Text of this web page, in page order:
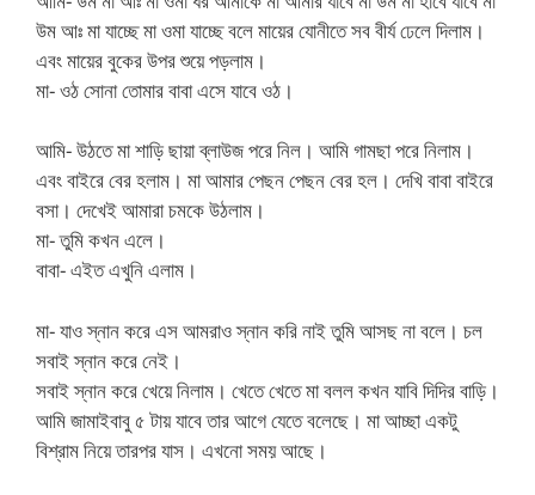
উম আঃ মা যাচ্ছে মা ওমা যাচ্ছে বলে মায়ের যোনীতে সব বীর্য ঢেলে দিলাম।
এবং মায়ের বুকের উপর শুয়ে পড়লাম।
মা- ওঠ সোনা তোমার বাবা এসে যাবে ওঠ।
আমি- উঠতে মা শাড়ি ছায়া ব্লাউজ পরে নিল। আমি গামছা পরে নিলাম।
এবং বাইরে বের হলাম। মা আমার পেছন পেছন বের হল। দেখি বাবা বাইরে
বসা। দেখেই আমারা চমকে উঠলাম।
মা- তুমি কখন এলে।
বাবা- এইত এখুনি এলাম।
মা- যাও স্নান করে এস আমরাও স্নান করি নাই তুমি আসছ না বলে। চল
সবাই স্নান করে নেই।
সবাই স্নান করে খেয়ে নিলাম। খেতে খেতে মা বলল কখন যাবি দিদির বাড়ি।
আমি জামাইবাবু ৫ টায় যাবে তার আগে যেতে বলেছে। মা আচ্ছা একটু
বিশ্রাম নিয়ে তারপর যাস। এখনো সময় আছে।